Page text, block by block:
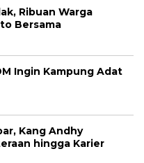
Ribuan Warga
Bersama
Ingin Kampung Adat
Kang Andhy
hingga Karier